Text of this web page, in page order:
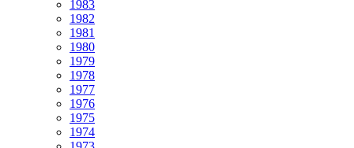
1983
1982
1981
1980
1979
1978
1977
1976
1975
1974